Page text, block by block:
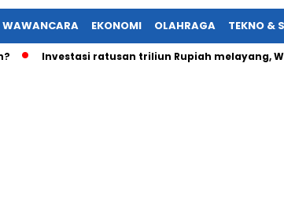
WAWANCARA EKONOMI OLAHRAGA TEKNO &
Investasi ratusan triliun Rupiah melayang,